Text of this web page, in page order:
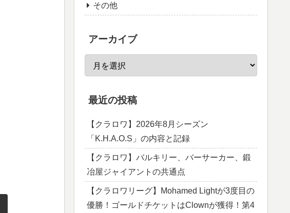
その他
アーカイブ
最近の投稿
【クラロワ】2026年8月シーズン
「K.H.A.O.S」の内容と記録
【クラロワ】バルキリー、バーサーカー、鍛
冶屋ジャイアントの共通点
【クラロワリーグ】Mohamed Lightが3度目の
優勝！ゴールドチケットはClownが獲得！第4